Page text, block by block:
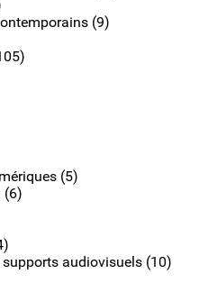
(9)
(5)
(6)
audiovisuels (10)